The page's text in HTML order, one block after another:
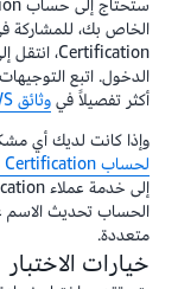
Certification، انتقل إلى
أكثر تفصيلاً فيوثائق AWS
وإذا كانت لديك أي
لحساب AWS Certification
الحساب تحديث الاسم
متعددة.
خيارات الاختبار